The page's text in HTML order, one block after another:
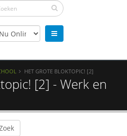
HET GROTE BLOKTOPIC! [2]
[2] - Werk en